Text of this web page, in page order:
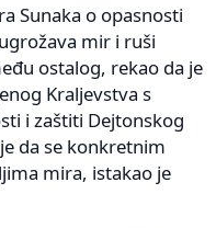
Sunaka o opasnosti
mir i ruši
ostalog, rekao da je
Kraljevstva s
i zaštiti Dejtonskog
da se konkretnim
mira, istakao je